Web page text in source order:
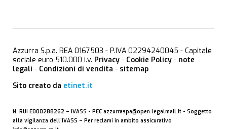
Azzurra S.p.a. REA 0167503 - P.IVA 02294240045 - Capitale
sociale euro 510.000 i.v. Privacy - Cookie Policy - note
legali - Condizioni di vendita - sitemap
Sito creato da etinet.it
N. RUI E000288262 – IVASS - PEC azzurraspa@open.legalmail.it - Soggetto
alla vigilanza dell’IVASS – Per reclami in ambito assicurativo